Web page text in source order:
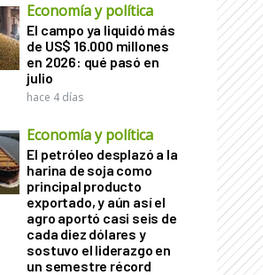
Economía y política
El campo ya liquidó más
de US$ 16.000 millones
en 2026: qué pasó en
julio
hace 4 días
Economía y política
El petróleo desplazó a la
harina de soja como
principal producto
exportado, y aún así el
agro aportó casi seis de
cada diez dólares y
sostuvo el liderazgo en
un semestre récord